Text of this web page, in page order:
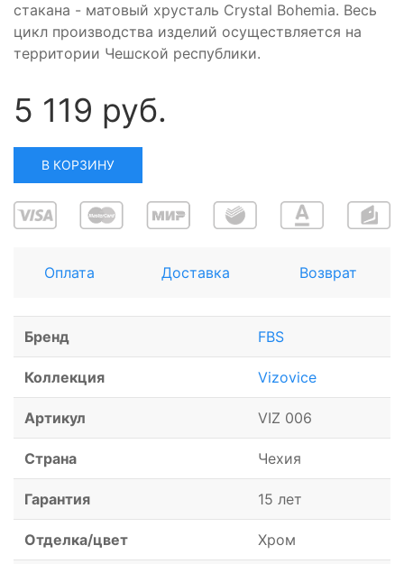
стакана - матовый хрусталь Crystal Bohemia. Весь
цикл производства изделий осуществляется на
территории Чешской республики.
5 119 руб.
В КОРЗИНУ
Оплата Доставка Возврат
Бренд FBS
Коллекция Vizovice
Артикул VIZ 006
Страна Чехия
Гарантия 15 лет
Отделка/цвет Хром